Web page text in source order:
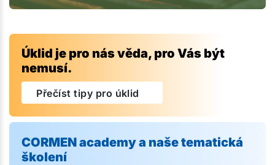
Úklid je pro nás věda, pro Vás být
nemusí.
Přečíst tipy pro úklid
CORMEN academy a naše tematická
školení